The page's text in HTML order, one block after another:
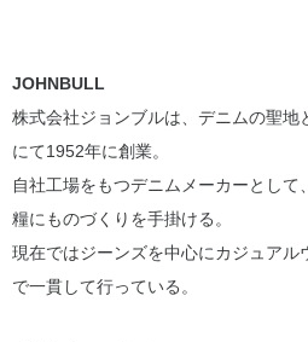
JOHNBULL
株式会社ジョンブルは、デニムの聖地
にて1952年に創業。
自社工場をもつデニムメーカーとし
糧にものづくりを手掛ける。
現在ではジーンズを中心にカジュアル
で一貫して行っている。